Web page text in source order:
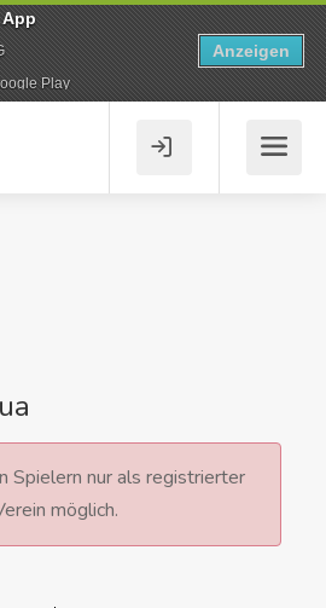
Spielern nur als registrierter
möglich.
Play
Anzeigen